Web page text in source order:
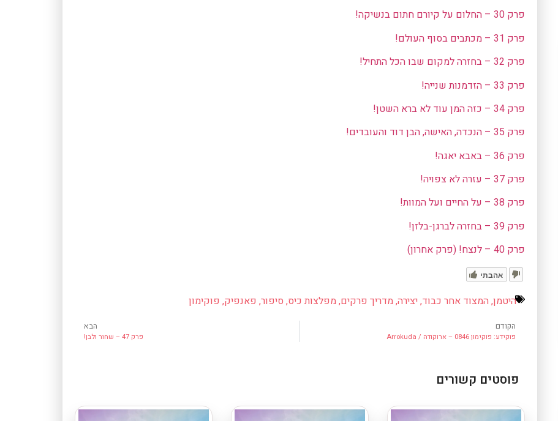
פרק 30 – החלום על קיורם חתום בנשיקה!
פרק 31 – מכתבים בסוף העולם!
פרק 32 – בחזרה למקום שבו הכל התחיל!
פרק 33 – הזדמנות שנייה!
פרק 34 – כזה המן עוד לא ברא השטן!
פרק 35 – הנכדה, האישה, הבן דוד והעובדים!
פרק 36 – באבא יאגה!
פרק 37 – עזרה לא צפויה!
פרק 38 – על החיים ועל המוות!
פרק 39 – בחזרה לברגן-בלזן!
פרק 40 – לנצח! (פרק אחרון)
אהבתי
היטמן, המצוד אחר כבוד,יצירה,מדריך פרקים,מפלצות כיס, סיפור, פאנפיק, פוקימון
הקודם
פוקידע: פוקימון 0846 – ארוקודה / Arrokuda
הבא
פרק 47 – שחור ולבן!
פוסטים קשורים